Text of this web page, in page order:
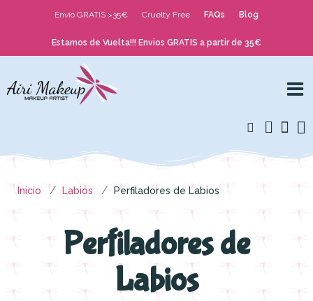
Envío GRATIS >35€ Cruelty Free FAQs Blog
Estamos de Vuelta!!! Envios GRATIS a partir de 35€
Inicio Labios Perfiladores de Labios
Perfiladores de
Labios